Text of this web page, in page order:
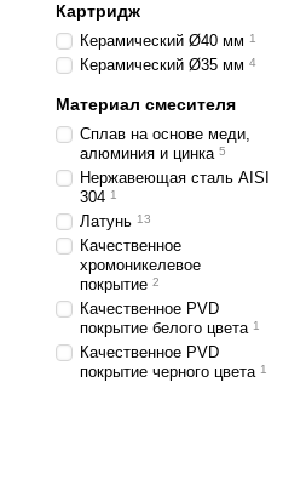
Картридж
Керамический Ø40 мм 1
Керамический Ø35 мм 4
Материал смесителя
Сплав на основе меди,
алюминия и цинка 5
Нержавеющая сталь AISI
304 1
Латунь 13
Качественное
хромоникелевое
покрытие 2
Качественное PVD
покрытие белого цвета 1
Качественное PVD
покрытие черного цвета 1